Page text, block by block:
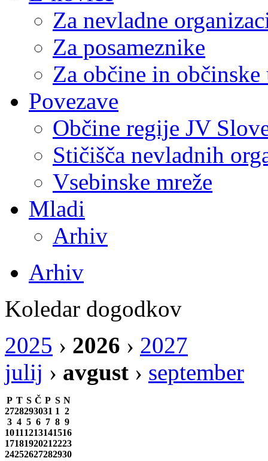
Za nevladne
Za posameznike
Za občine in občinske
Povezave
Občine regije JV
Stičišča nevladnih
Vsebinske mreže
Mladi
Arhiv
Arhiv
Koledar dogodkov
2025 › 2026 › 2027
julij › avgust › september
P T S Č P S N
2728293031 1 2
3 4 5 6 7 8 9
10111213141516
17181920212223
24252627282930